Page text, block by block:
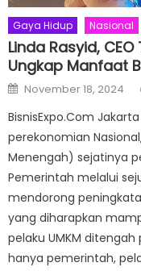
Gaya Hidup Nasional
Linda Rasyid,
Ungkap Manfaat
Posted
on
November 18, 2024
BisnisExpo.Com
perekonomian
Menengah) sejatinya
Pemerintah melalui
mendorong
yang diharapkan
pelaku UMKM
hanya pemerintah,